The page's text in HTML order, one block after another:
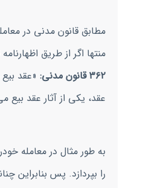
مطابق قانون مدنی در
منتها اگر از طریق
۳۶۲ قانون مدنی:
«عقد
عقد، یکی از آثار عقد بیع
به طور مثال در معامله
را بپردازد. پس بنابراین